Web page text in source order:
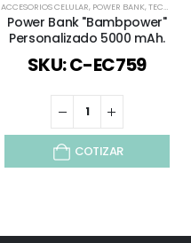
,ESCRITORIO,MES ROSA,REGALOS
ACCESORIOS CELULAR, POWER BANK,TECNOLOGÍA / CELULAR / COMPUTACIÓN / AUDIO
Power Bank "Bambpower"
Personalizado 5000 mAh.
SKU: C-EC759
COTIZAR